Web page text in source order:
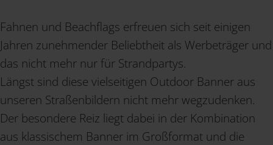
Fahnen und Beachflags erfreuen sich seit einigen
Jahren zunehmender Beliebtheit als Werbeträger und
das nicht mehr nur für Strandpartys.
Längst sind diese vielseitigen Outdoor Banner aus
unseren Straßenbildern nicht mehr wegzudenken.
Der besondere Reiz liegt dabei in der Kombination
aus klassischem Banner im Großformat und die